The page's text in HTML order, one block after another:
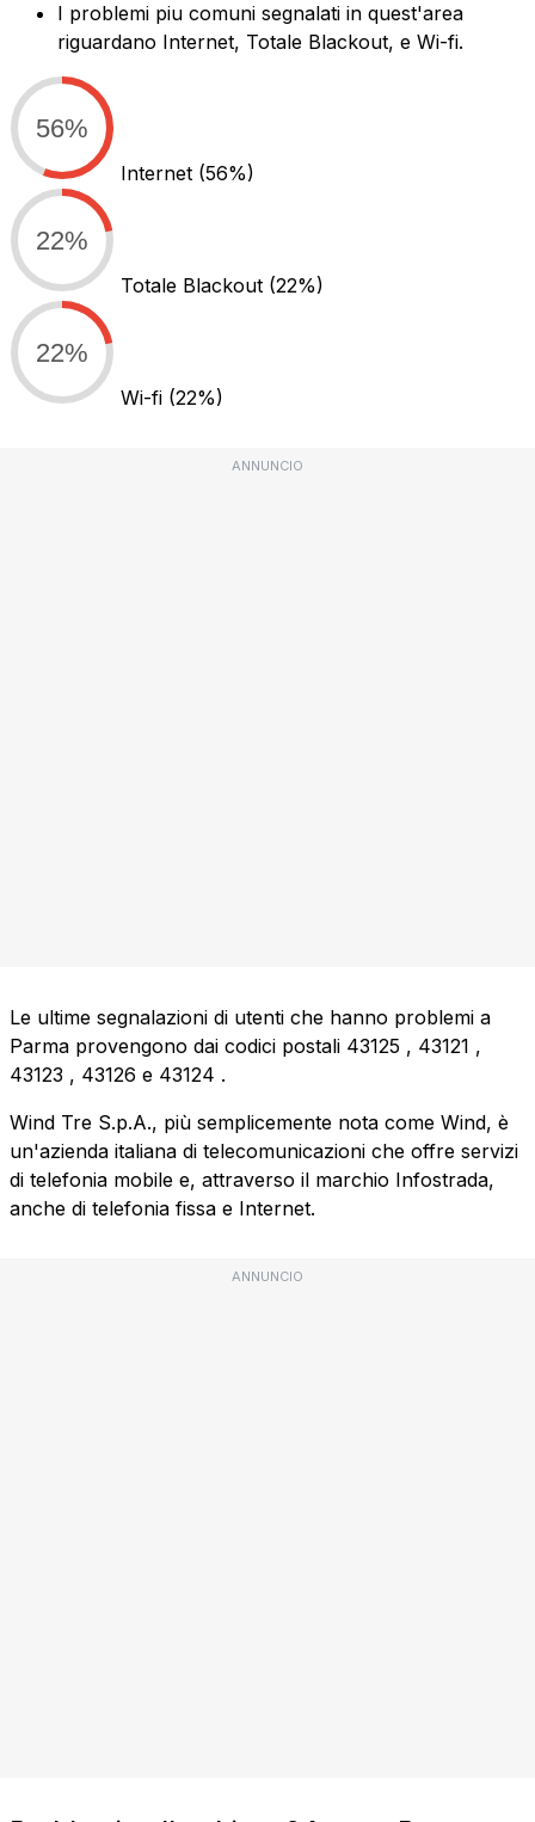
I problemi piu comuni segnalati in quest'area
riguardano Internet, Totale Blackout, e Wi-fi.
56%
Internet (56%)
22%
Totale Blackout (22%)
22%
Wi-fi (22%)
ANNUNCIO
Le ultime segnalazioni di utenti che hanno problemi a
Parma provengono dai codici postali 43125 , 43121 ,
43123 , 43126 e 43124 .
Wind Tre S.p.A., più semplicemente nota come Wind, è
un'azienda italiana di telecomunicazioni che offre servizi
di telefonia mobile e, attraverso il marchio Infostrada,
anche di telefonia fissa e Internet.
ANNUNCIO